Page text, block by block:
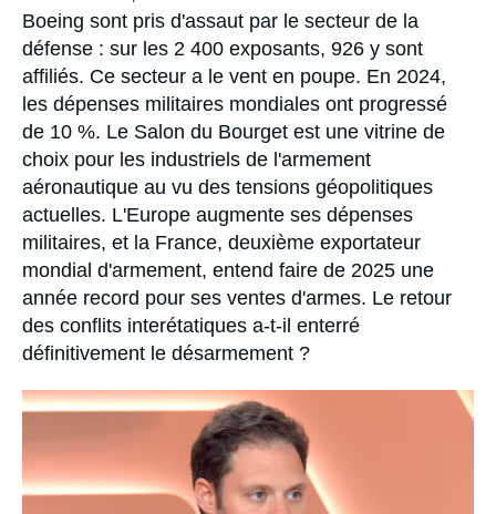
Boeing sont pris d'assaut par le secteur de la
défense : sur les 2 400 exposants, 926 y sont
affiliés. Ce secteur a le vent en poupe. En 2024,
les dépenses militaires mondiales ont progressé
de 10 %. Le Salon du Bourget est une vitrine de
choix pour les industriels de l'armement
aéronautique au vu des tensions géopolitiques
actuelles. L'Europe augmente ses dépenses
militaires, et la France, deuxième exportateur
mondial d'armement, entend faire de 2025 une
année record pour ses ventes d'armes. Le retour
des conflits interétatiques a-t-il enterré
définitivement le désarmement ?
Image
principale